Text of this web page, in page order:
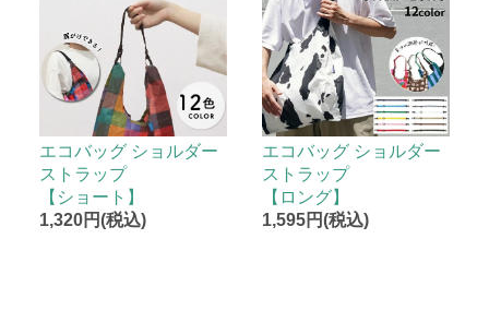
エコバッグ ショルダー
ストラップ
【ショート】
1,320円(税込)
エコバッグ ショルダー
ストラップ
【ロング】
1,595円(税込)